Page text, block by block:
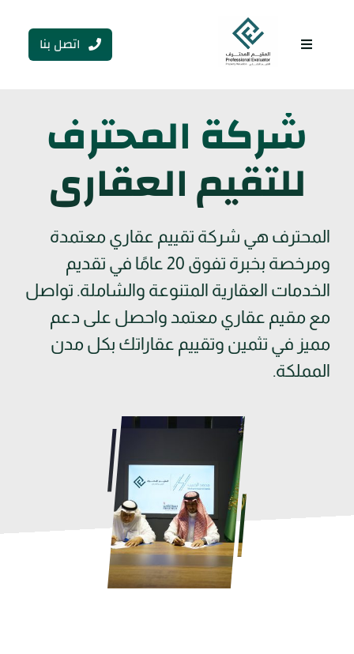
content
اتصل بنا
Toggle
Navigation
شركة المحترف
للتقيم العقاري
المحترف هي شركة تقييم عقاري معتمدة
ومرخصة بخبرة تفوق 20 عامًا في تقديم
الخدمات العقارية المتنوعة والشاملة. تواصل
مع مقيم عقاري معتمد واحصل على دعم
مميز في تثمين وتقييم عقاراتك بكل مدن
المملكة.